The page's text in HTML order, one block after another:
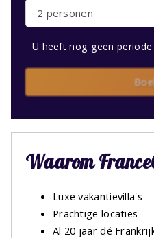
2 personen
U heeft nog geen periode
Waarom
Luxe vakantievilla's
Prachtige locaties
Al 20 jaar dé